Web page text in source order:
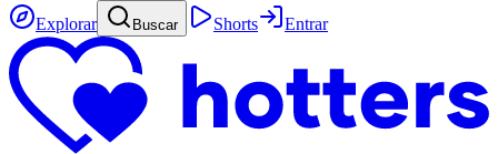
Explorar
Buscar Shorts Entrar